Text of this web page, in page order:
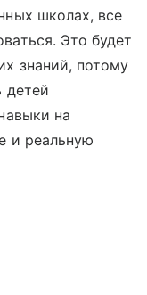
школах, все
Это будет
знаний, потому
детей
на
и реальную